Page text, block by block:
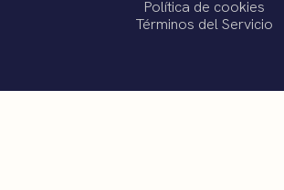
Política de cookies
Términos del Servicio